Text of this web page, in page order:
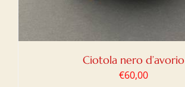
Ciotola nero d’avorio
€60,00